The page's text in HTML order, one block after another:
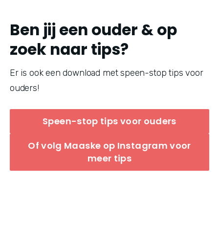
Ben jij een ouder & op
zoek naar tips?
Er is ook een download met speen-stop tips voor
ouders!
Speen-stop tips voor ouders
Of volg Maaske op Instagram voor
meer tips